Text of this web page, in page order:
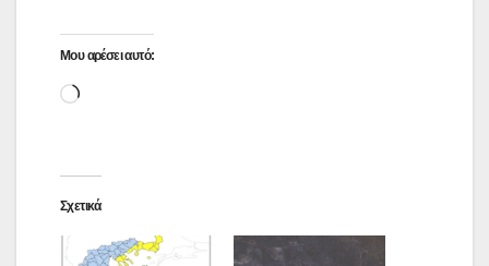
Μου αρέσει αυτό:
Loading…
Σχετικά